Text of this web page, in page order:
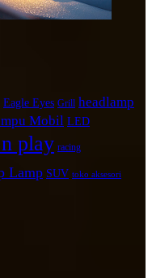
Eagle Eyes Grill headlamp
Mobil LED
play racing
Lamp SUV toko aksesori